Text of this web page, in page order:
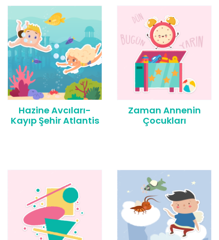
Hazine Avcıları-
Kayıp Şehir Atlantis
Zaman Annenin
Çocukları